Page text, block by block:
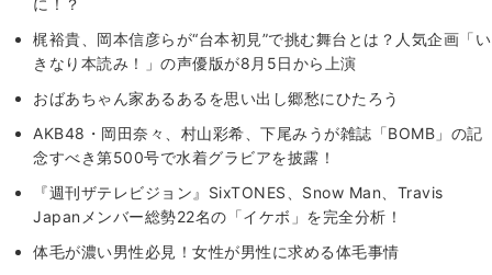
に！？
梶裕貴、岡本信彦らが“台本初見”で挑む舞台とは？人気企画「い
きなり本読み！」の声優版が8月5日から上演
おばあちゃん家あるあるを思い出し郷愁にひたろう
AKB48・岡田奈々、村山彩希、下尾みうが雑誌「BOMB」の記
念すべき第500号で水着グラビアを披露！
『週刊ザテレビジョン』SixTONES、Snow Man、Travis
Japanメンバー総勢22名の「イケボ」を完全分析！
体毛が濃い男性必見！女性が男性に求める体毛事情